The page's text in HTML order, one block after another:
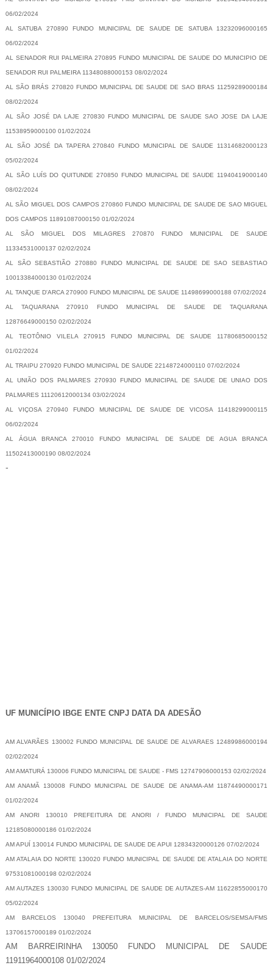
06/02/2024
AL SATUBA 270890 FUNDO MUNICIPAL DE SAUDE DE SATUBA 13232096000165
06/02/2024
AL SENADOR RUI PALMEIRA 270895 FUNDO MUNICIPAL DE SAUDE DO MUNICIPIO DE
SENADOR RUI PALMEIRA 11348088000153 08/02/2024
AL SÃO BRÁS 270820 FUNDO MUNICIPAL DE SAUDE DE SAO BRAS 11259289000184
08/02/2024
AL SÃO JOSÉ DA LAJE 270830 FUNDO MUNICIPAL DE SAUDE SAO JOSE DA LAJE
11538959000100 01/02/2024
AL SÃO JOSÉ DA TAPERA 270840 FUNDO MUNICIPAL DE SAUDE 11314682000123
05/02/2024
AL SÃO LUÍS DO QUITUNDE 270850 FUNDO MUNICIPAL DE SAUDE 11940419000140
08/02/2024
AL SÃO MIGUEL DOS CAMPOS 270860 FUNDO MUNICIPAL DE SAUDE DE SAO MIGUEL
DOS CAMPOS 11891087000150 01/02/2024
AL SÃO MIGUEL DOS MILAGRES 270870 FUNDO MUNICIPAL DE SAUDE
11334531000137 02/02/2024
AL SÃO SEBASTIÃO 270880 FUNDO MUNICIPAL DE SAUDE DE SAO SEBASTIAO
10013384000130 01/02/2024
AL TANQUE D'ARCA 270900 FUNDO MUNICIPAL DE SAUDE 11498699000188 07/02/2024
AL TAQUARANA 270910 FUNDO MUNICIPAL DE SAUDE DE TAQUARANA
12876649000150 02/02/2024
AL TEOTÔNIO VILELA 270915 FUNDO MUNICIPAL DE SAUDE 11780685000152
01/02/2024
AL TRAIPU 270920 FUNDO MUNICIPAL DE SAUDE 22148724000110 07/02/2024
AL UNIÃO DOS PALMARES 270930 FUNDO MUNICIPAL DE SAUDE DE UNIAO DOS
PALMARES 11120612000134 03/02/2024
AL VIÇOSA 270940 FUNDO MUNICIPAL DE SAUDE DE VICOSA 11418299000115
06/02/2024
AL ÁGUA BRANCA 270010 FUNDO MUNICIPAL DE SAUDE DE AGUA BRANCA
11502413000190 08/02/2024
-
UF MUNICÍPIO IBGE ENTE CNPJ DATA DA ADESÃO
AM ALVARÃES 130002 FUNDO MUNICIPAL DE SAUDE DE ALVARAES 12489986000194
02/02/2024
AM AMATURÁ 130006 FUNDO MUNICIPAL DE SAUDE - FMS 12747906000153 02/02/2024
AM ANAMÃ 130008 FUNDO MUNICIPAL DE SAUDE DE ANAMA-AM 11874490000171
01/02/2024
AM ANORI 130010 PREFEITURA DE ANORI / FUNDO MUNICIPAL DE SAUDE
12185080000186 01/02/2024
AM APUÍ 130014 FUNDO MUNICIPAL DE SAUDE DE APUI 12834320000126 07/02/2024
AM ATALAIA DO NORTE 130020 FUNDO MUNICIPAL DE SAUDE DE ATALAIA DO NORTE
97531081000198 02/02/2024
AM AUTAZES 130030 FUNDO MUNICIPAL DE SAUDE DE AUTAZES-AM 11622855000170
05/02/2024
AM BARCELOS 130040 PREFEITURA MUNICIPAL DE BARCELOS/SEMSA/FMS
13706157000189 01/02/2024
AM BARREIRINHA 130050 FUNDO MUNICIPAL DE SAUDE
11911964000108 01/02/2024